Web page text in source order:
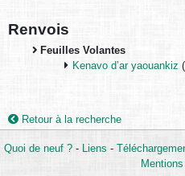
Renvois
Feuilles Volantes
Kenavo d’ar yaouankiz
Retour à la recherche
Quoi de neuf ?- Liens -